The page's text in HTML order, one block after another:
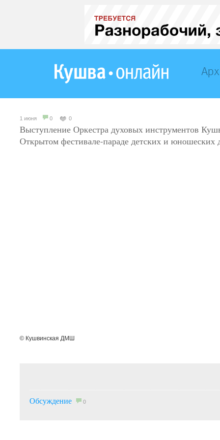
1 июня 0 0
Выступление Оркестра духовых инструментов
Открытом фестивале-параде детских и юношеских
© Кушвинская ДМШ
Обсуждение 0